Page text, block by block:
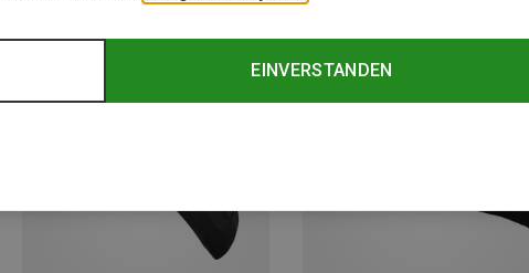
EINVERSTANDEN